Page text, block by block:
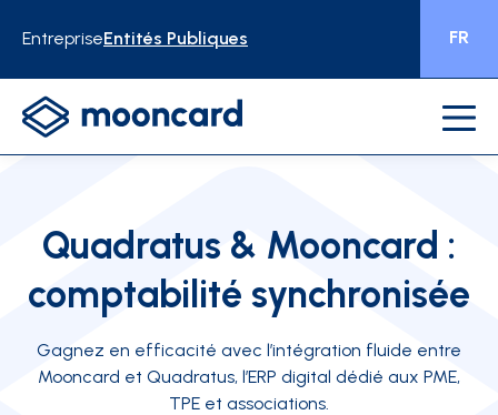
EntrepriseEntités Publiques FR
Quadratus & Mooncard :
comptabilité synchronisée
Gagnez en efficacité avec l’intégration fluide entre
Mooncard et Quadratus, l’ERP digital dédié aux PME,
TPE et associations.